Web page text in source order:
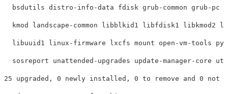
bsdutils distro-info-data fdisk grub-common grub-pc
kmod landscape-common libblkid1 libfdisk1 libkmod2
libuuid1 linux-firmware lxcfs mount open-vm-tools
sosreport unattended-upgrades update-manager-core
25 upgraded, 0 newly installed, 0 to remove and 0 not